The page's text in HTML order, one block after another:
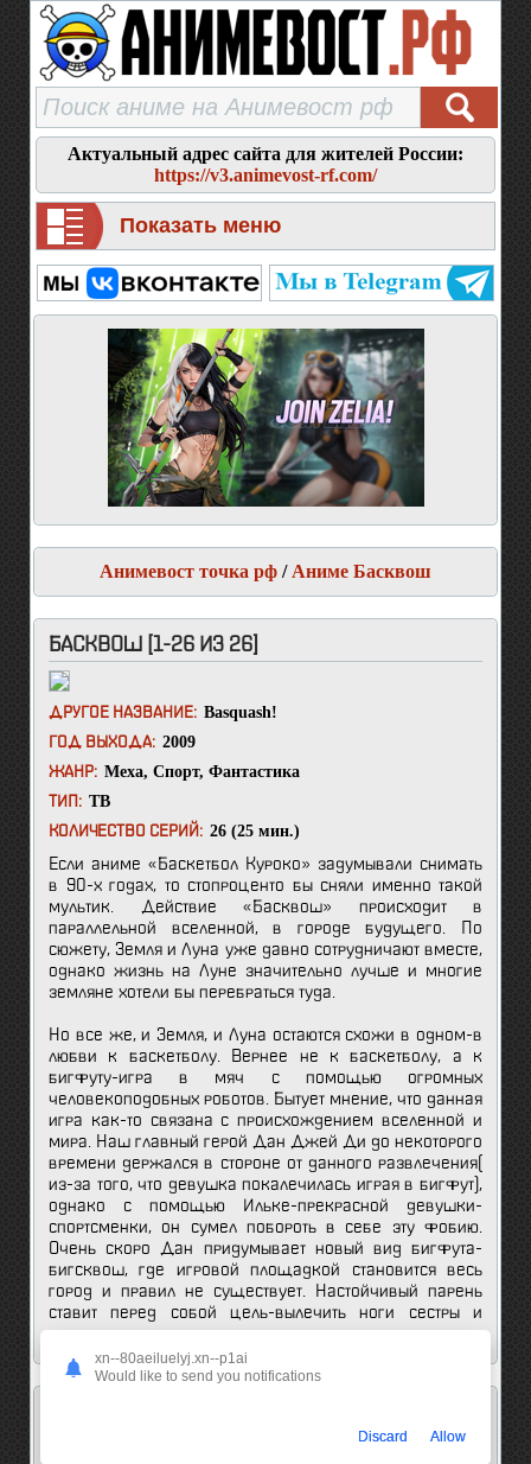
Актуальный адрес сайта для жителей России:
https://v3.animevost-rf.com/
Показать меню
Анимевост точка рф / Аниме Басквош
БАСКВОШ [1-26 ИЗ 26]
ДРУГОЕ НАЗВАНИЕ: Basquash!
ГОД ВЫХОДА: 2009
ЖАНР: Меха, Спорт, Фантастика
ТИП: ТВ
КОЛИЧЕСТВО СЕРИЙ: 26 (25 мин.)
Если аниме «Баскетбол Куроко» задумывали снимать
в 90-х годах, то стопроценто бы сняли именно такой
мультик. Действие «Басквош» происходит в
параллельной вселенной, в городе будущего. По
сюжету, Земля и Луна уже давно сотрудничают вместе,
однако жизнь на Луне значительно лучше и многие
земляне хотели бы перебраться туда.
Но все же, и Земля, и Луна остаются схожи в одном-в
любви к баскетболу. Вернее не к баскетболу, а к
бигфуту-игра в мяч с помощью огромных
человекоподобных роботов. Бытует мнение, что данная
игра как-то связана с происхождением вселенной и
мира. Наш главный герой Дан Джей Ди до некоторого
времени держался в стороне от данного развлечения(
из-за того, что девушка покалечилась играя в бигфут),
однако с помощью Ильке-прекрасной девушки-
спортсменки, он сумел побороть в себе эту фобию.
Очень скоро Дан придумывает новый вид бигфута-
бигсквош, где игровой площадкой становится весь
город и правил не существует. Настойчивый парень
ставит перед собой цель-вылечить ноги сестры и
доказать всем свое преимущество.
xn--80aeiluelyj.xn--p1ai
Would like to send you notifications
Discard Allow